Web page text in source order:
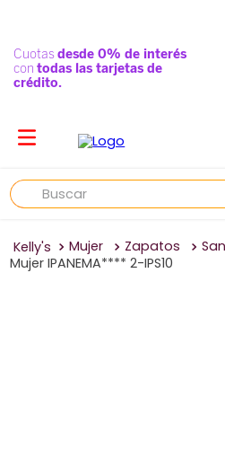
Buscar
Mujer Zapatos
Mujer IPANEMA**** 2-IPS10